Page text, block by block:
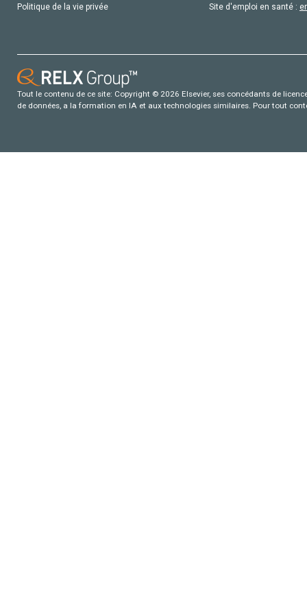
Politique de la vie privée
Site d'emploi en santé :
Tout le contenu de ce site: Copyright © 2026 Elsevier, ses concédants de
de données, a la formation en IA et aux technologies similaires. Pour tout